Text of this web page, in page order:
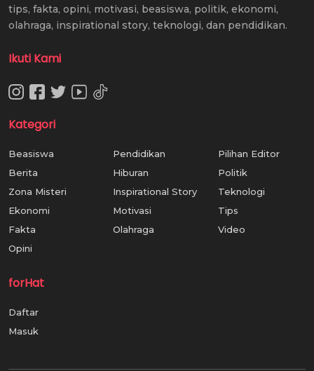
tips, fakta, opini, motivasi, beasiswa, politik, ekonomi,
olahraga, inspirational story, teknologi, dan pendidikan.
Ikuti Kami
Kategori
Beasiswa
Berita
Zona Misteri
Ekonomi
Fakta
Opini
Pendidikan
Hiburan
Inspirational Story
Motivasi
Olahraga
Pilihan Editor
Politik
Teknologi
Tips
Video
forHat
Daftar
Masuk